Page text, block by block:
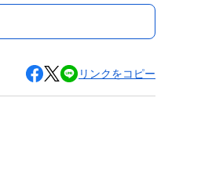
リンクをコピー